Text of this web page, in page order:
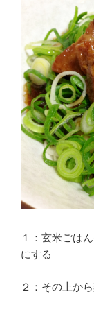
１：玄米ごは
にする
２：その上か